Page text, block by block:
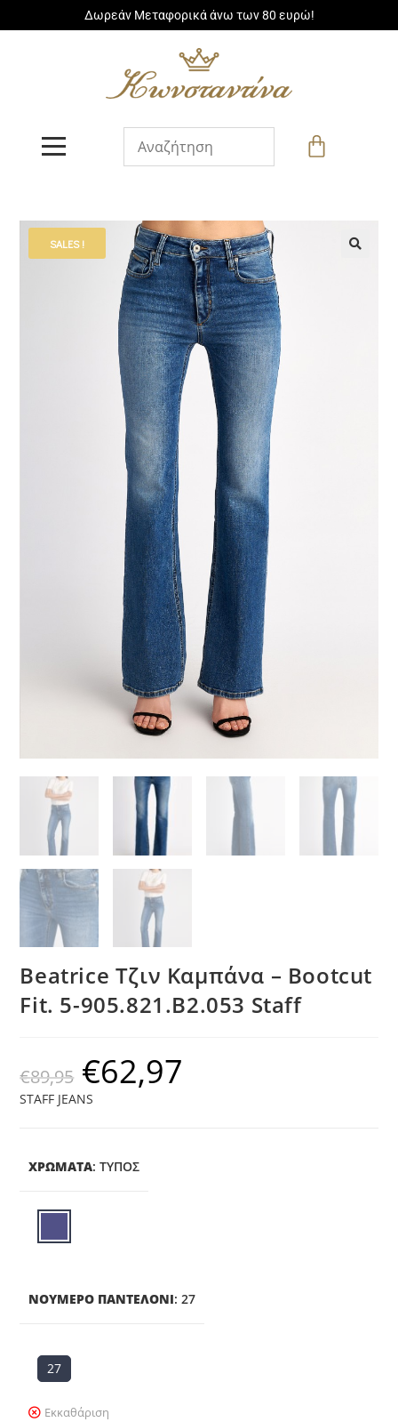
Δωρεάν Μεταφορικά άνω των 80 ευρώ!
SALES !
Beatrice Τζιν Καμπάνα – Bootcut
Fit. 5-905.821.B2.053 Staff
€89,95 €62,97
STAFF JEANS
ΧΡΩΜΑΤΑ: ΤΎΠΟΣ
ΝΟΎΜΕΡΟ ΠΑΝΤΕΛΌΝΙ: 27
27
Εκκαθάριση